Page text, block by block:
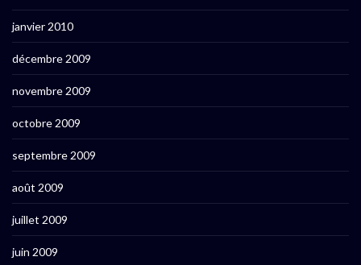
janvier 2010
décembre 2009
novembre 2009
octobre 2009
septembre 2009
août 2009
juillet 2009
juin 2009